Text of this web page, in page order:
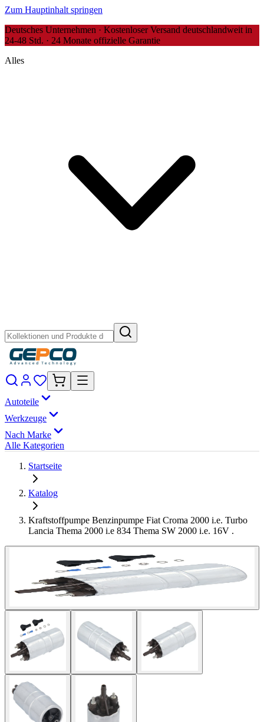
Zum Hauptinhalt springen
Deutsches Unternehmen · Kostenloser Versand deutschlandweit in
24-48 Std. · 24 Monate offizielle Garantie
Alles
Autoteile
Werkzeuge
Nach Marke
Alle Kategorien
Startseite
Katalog
Kraftstoffpumpe Benzinpumpe Fiat Croma 2000 i.e. Turbo
Lancia Thema 2000 i.e 834 Thema SW 2000 i.e. 16V .